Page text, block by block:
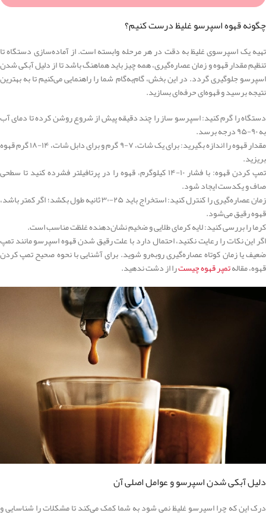
چگونه قهوه اسپرسو غلیظ درست کنیم؟
تهیه یک اسپرسوی غلیظ به دقت در هر مرحله وابسته است. از آماده‌سازی دستگاه تا
تنظیم مقدار قهوه و زمان عصاره‌گیری، همه چیز باید هماهنگ باشد تا از دلیل آبکی شدن
اسپرسو جلوگیری گردد. در این بخش، گام‌به‌گام شما را راهنمایی می‌کنیم تا به بهترین
نتیجه برسید و قهوه‌ای حرفه‌ای بسازید.
دستگاه را گرم کنید: اسپرسو ساز را چند دقیقه پیش از شروع روشن کرده تا دمای آب
به ۹۰-۹۵ درجه برسد.
مقدار قهوه را اندازه بگیرید: برای یک شات، ۷-۹ گرم و برای دابل شات، ۱۴-۱۸ گرم قهوه
بریزید.
تمپ کردن قهوه: با فشار ۱۰-۱۴ کیلوگرم، قهوه را در پرتافیلتر فشرده کنید تا سطحی
صاف و یکدست ایجاد شود.
زمان عصاره‌گیری را کنترل کنید: استخراج باید ۲۵-۳۰ ثانیه طول بکشد؛ اگر کمتر باشد،
قهوه رقیق می‌شود.
کرما را بررسی کنید: لایه کرمای طلایی و ضخیم نشان‌دهنده غلظت مناسب است.
اگر این نکات را رعایت نکنید، احتمال دارد با علت رقیق شدن قهوه اسپرسو مانند تمپ
ضعیف یا زمان کوتاه عصاره‌گیری روبه‌رو شوید. برای آشنایی با نحوه صحیح تمپ کردن
قهوه، مقالهتمپر قهوه چیسترا از دشت ندهید.
دلیل آبکی شدن اسپرسو و عوامل اصلی آن
درک این که چرا اسپرسو غلیظ نمی‌ شود به شما کمک می‌کند تا مشکلات را شناسایی و